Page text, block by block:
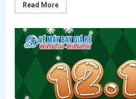
Read MoreRead
more
AIRWAYS
CHÀO
ĐÓN
TÀU
BAY
MỚI
ƯU
ĐÃI
ĐẶC
BIỆT